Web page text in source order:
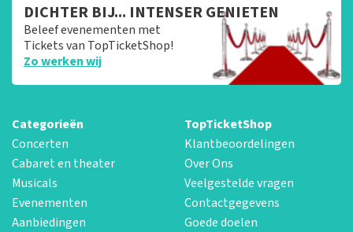
DICHTER BIJ... INTENSER GENIETEN
Beleef evenementen met
Tickets van TopTicketShop!
Zo werken wij
Categorieën
Concerten
Cabaret en theater
Musicals
Evenementen
Aanbiedingen
TopTicketShop
Klantbeoordelingen
Over Ons
Veelgestelde vragen
Contactgegevens
Goede doelen